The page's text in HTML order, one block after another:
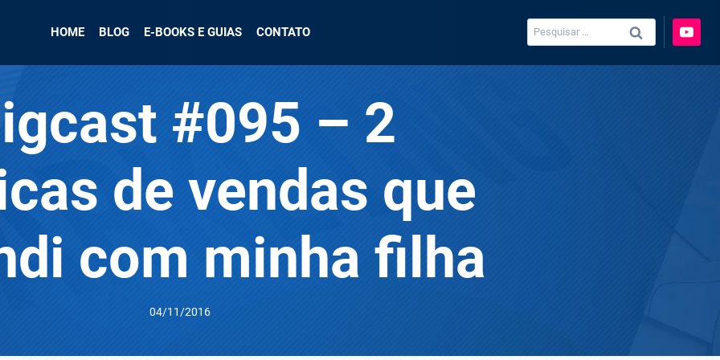
HOME BLOG E-BOOKS E GUIAS CONTATO
Pesquisar
por:
#095 – 2
de vendas que
com minha filha
04/11/2016